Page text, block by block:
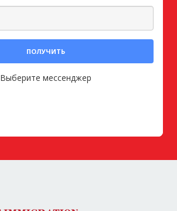
ПОЛУЧИТЬ
Выберите мессенджер